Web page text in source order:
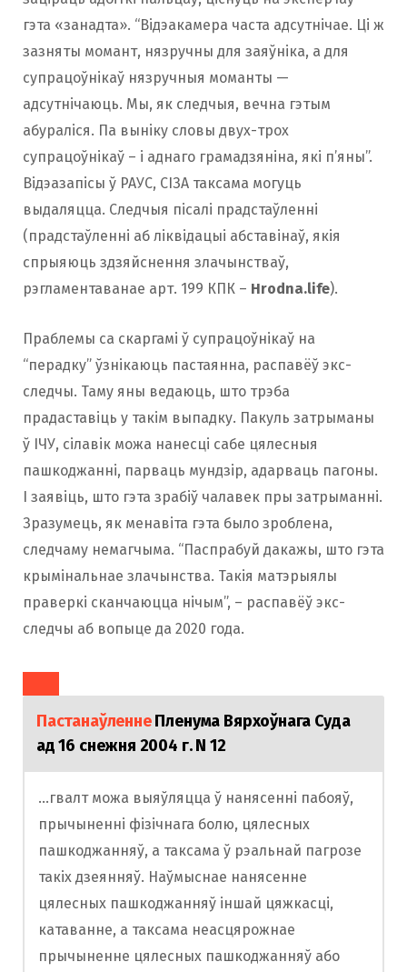
гэта «занадта». “Відэакамера часта адсутнічае. Ці ж
зазняты момант, нязручны для заяўніка, а для
супрацоўнікаў нязручныя моманты —
адсутнічаюць. Мы, як следчыя, вечна гэтым
абураліся. Па выніку словы двух-трох
супрацоўнікаў – і аднаго грамадзяніна, які п’яны”.
Відэазапісы ў РАУС, СІЗА таксама могуць
выдаляцца. Следчыя пісалі прадстаўленні
(прадстаўленні аб ліквідацыі абставінаў, якія
спрыяюць здзяйснення злачынстваў,
рэгламентаванае арт. 199 КПК – Hrodna.life).
Праблемы са скаргамі ў супрацоўнікаў на
“перадку” ўзнікаюць пастаянна, распавёў экс-
следчы. Таму яны ведаюць, што трэба
прадаставіць у такім выпадку. Пакуль затрыманы
ў ІЧУ, сілавік можа нанесці сабе цялесныя
пашкоджанні, парваць мундзір, адарваць пагоны.
І заявіць, што гэта зрабіў чалавек пры затрыманні.
Зразумець, як менавіта гэта было зроблена,
следчаму немагчыма. “Паспрабуй дакажы, што гэта
крымінальнае злачынства. Такія матэрыялы
праверкі сканчаюцца нічым”, – распавёў экс-
следчы аб вопыце да 2020 года.
ПастанаўленнеПленума Вярхоўнага Суда
ад 16 снежня 2004 г. N 12
…гвалт можа выяўляцца ў нанясенні пабояў,
прычыненні фізічнага болю, цялесных
пашкоджанняў, а таксама ў рэальнай пагрозе
такіх дзеянняў. Наўмыснае нанясенне
цялесных пашкоджанняў іншай цяжкасці,
катаванне, а таксама неасцярожнае
прычыненне цялесных пашкоджанняў або